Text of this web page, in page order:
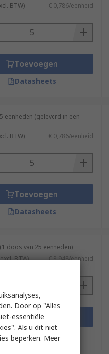
BTW) € 0,786/eenheid
Toevoegen
Datasheets
eenheden (geleverd in een
BTW) € 0,786/eenheid
Toevoegen
Datasheets
doos van 25 eenheden)
BTW) € 3,948/eenheid
Toevoegen
Datasheets
Door op "Alles
essentiële
Als u dit niet
beperken. Meer